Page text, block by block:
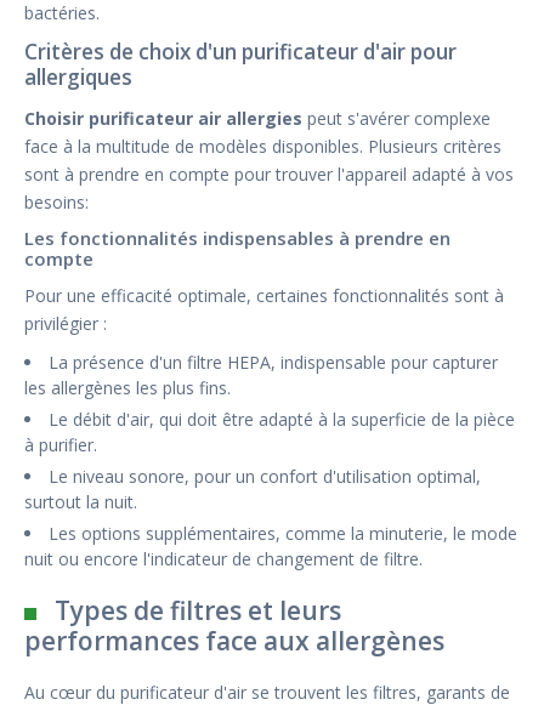
bactéries.
Critères de choix d'un purificateur d'air pour
allergiques
Choisir purificateur air allergies peut s'avérer complexe
face à la multitude de modèles disponibles. Plusieurs critères
sont à prendre en compte pour trouver l'appareil adapté à vos
besoins:
Les fonctionnalités indispensables à prendre en
compte
Pour une efficacité optimale, certaines fonctionnalités sont à
privilégier :
La présence d'un filtre HEPA, indispensable pour capturer
les allergènes les plus fins.
Le débit d'air, qui doit être adapté à la superficie de la pièce
à purifier.
Le niveau sonore, pour un confort d'utilisation optimal,
surtout la nuit.
Les options supplémentaires, comme la minuterie, le mode
nuit ou encore l'indicateur de changement de filtre.
Types de filtres et leurs
performances face aux allergènes
Au cœur du purificateur d'air se trouvent les filtres, garants de